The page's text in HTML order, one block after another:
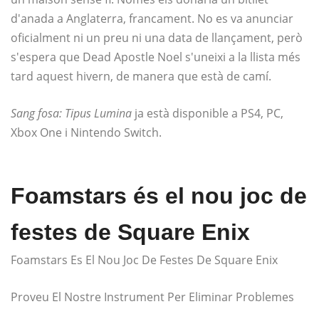
d'anada a Anglaterra, francament. No es va anunciar
oficialment ni un preu ni una data de llançament, però
s'espera que Dead Apostle Noel s'uneixi a la llista més
tard aquest hivern, de manera que està de camí.
Sang fosa: Tipus Lumina ja està disponible a PS4, PC,
Xbox One i Nintendo Switch.
Foamstars és el nou joc de
festes de Square Enix
Foamstars Es El Nou Joc De Festes De Square Enix
Proveu El Nostre Instrument Per Eliminar Problemes